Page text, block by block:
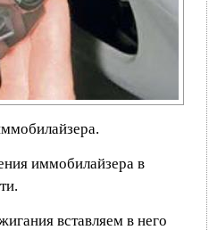
иммобилайзера в
вставляем в него